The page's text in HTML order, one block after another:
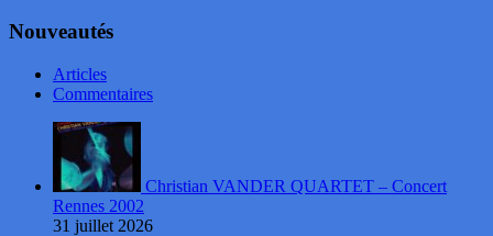
Nouveautés
Articles
Commentaires
Christian VANDER QUARTET – Concert
Rennes 2002
31 juillet 2026